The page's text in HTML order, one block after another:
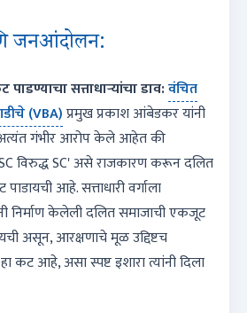
जनआंदोलन:
सत्ताधाऱ्यांचा डाव:वंचित
(VBA)प्रमुख प्रकाश आंबेडकर यांनी
गंभीर आरोप केले आहेत की
विरुद्ध SC' असे राजकारण करून दलित
आहे. सत्ताधारी वर्गाला
निर्माण केलेली दलित समाजाची एकजूट
असून, आरक्षणाचे मूळ उद्दिष्टच
कट आहे, असा स्पष्ट इशारा त्यांनी दिला